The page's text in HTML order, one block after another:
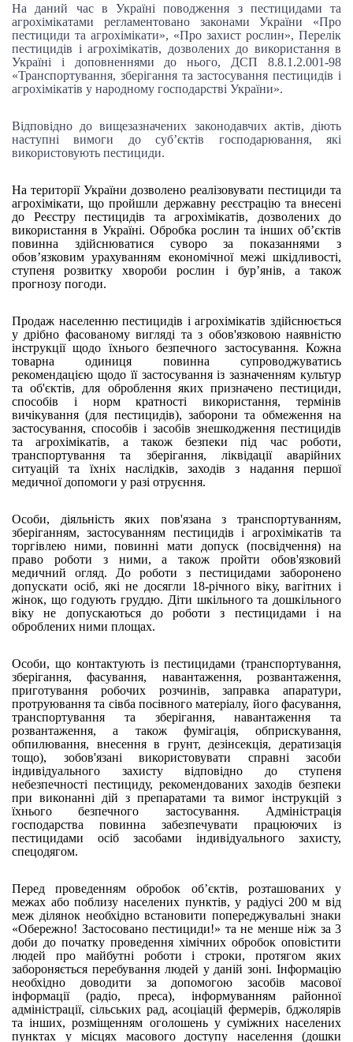
На даний час в Україні поводження з пестицидами та
агрохімікатами регламентовано законами України «Про
пестициди та агрохімікати», «Про захист рослин», Перелік
пестицидів і агрохімікатів, дозволених до використання в
Україні і доповненнями до нього, ДСП 8.8.1.2.001-98
«Транспортування, зберігання та застосування пестицидів і
агрохімікатів у народному господарстві України».
Відповідно до вищезазначених законодавчих актів, діють
наступні вимоги до суб’єктів господарювання, які
використовують пестициди.
На території України дозволено реалізовувати пестициди та
агрохімікати, що пройшли державну реєстрацію та внесені
до Реєстру пестицидів та агрохімікатів, дозволених до
використання в Україні. Обробка рослин та інших об’єктів
повинна здійснюватися суворо за показаннями з
обов’язковим урахуванням економічної межі шкідливості,
ступеня розвитку хвороби рослин і бур’янів, а також
прогнозу погоди.
Продаж населенню пестицидів і агрохімікатів здійснюється
у дрібно фасованому вигляді та з обов'язковою наявністю
інструкції щодо їхнього безпечного застосування. Кожна
товарна одиниця повинна супроводжуватись
рекомендацією щодо її застосування із зазначенням культур
та об'єктів, для оброблення яких призначено пестициди,
способів і норм кратності використання, термінів
вичікування (для пестицидів), заборони та обмеження на
застосування, способів і засобів знешкодження пестицидів
та агрохімікатів, а також безпеки під час роботи,
транспортування та зберігання, ліквідації аварійних
ситуацій та їхніх наслідків, заходів з надання першої
медичної допомоги у разі отруєння.
Особи, діяльність яких пов'язана з транспортуванням,
зберіганням, застосуванням пестицидів і агрохімікатів та
торгівлею ними, повинні мати допуск (посвідчення) на
право роботи з ними, а також пройти обов'язковий
медичний огляд. До роботи з пестицидами заборонено
допускати осіб, які не досягли 18-річного віку, вагітних і
жінок, що годують груддю. Діти шкільного та дошкільного
віку не допускаються до роботи з пестицидами і на
оброблених ними площах.
Особи, що контактують із пестицидами (транспортування,
зберігання, фасування, навантаження, розвантаження,
приготування робочих розчинів, заправка апаратури,
протруювання та сівба посівного матеріалу, його фасування,
транспортування та зберігання, навантаження та
розвантаження, а також фумігація, обприскування,
обпилювання, внесення в грунт, дезінсекція, дератизація
тощо), зобов'язані використовувати справні засоби
індивідуального захисту відповідно до ступеня
небезпечності пестициду, рекомендованих заходів безпеки
при виконанні дій з препаратами та вимог інструкцій з
їхнього безпечного застосування. Адміністрація
господарства повинна забезпечувати працюючих із
пестицидами осіб засобами індивідуального захисту,
спецодягом.
Перед проведенням обробок об’єктів, розташованих у
межах або поблизу населених пунктів, у радіусі 200 м від
меж ділянок необхідно встановити попереджувальні знаки
«Обережно! Застосовано пестициди!» та не менше ніж за 3
доби до початку проведення хімічних обробок оповістити
людей про майбутні роботи і строки, протягом яких
забороняється перебування людей у даній зоні. Інформацію
необхідно доводити за допомогою засобів масової
інформації (радіо, преса), інформуванням районної
адміністрації, сільських рад, асоціацій фермерів, бджолярів
та інших, розміщенням оголошень у суміжних населених
пунктах у місцях масового доступу населення (дошки